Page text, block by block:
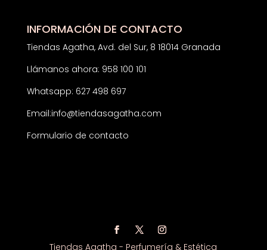
INFORMACIÓN DE CONTACTO
Tiendas Agatha, Avd. del Sur, 8 18014 Granada
Llámanos ahora: 958 100 101
Whatsapp: 627 498 697
Email:info@tiendasagatha.com
Formulario de contacto
Tiendas Agatha - Perfumería & Estética